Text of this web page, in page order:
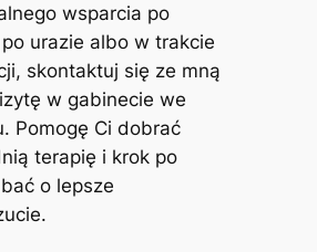
wsparcia po
urazie albo w trakcie
skontaktuj się ze mną
w gabinecie we
Pomogę Ci dobrać
terapię i krok po
o lepsze